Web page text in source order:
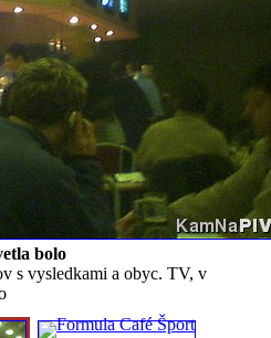
bolo
s vysledkami a obyc. TV, v